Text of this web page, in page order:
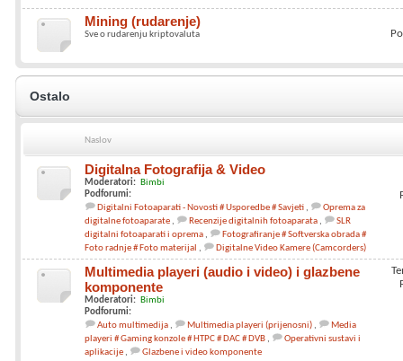
Mining (rudarenje)
Sve o rudarenju kriptovaluta
Ostalo
Naslov
Digitalna Fotografija & Video
Moderatori: Bimbi
Podforumi:
Digitalni Fotoaparati - Novosti # Usporedbe # Savjeti
Oprema za
digitalne fotoaparate
Recenzije digitalnih fotoaparata
SLR
digitalni fotoaparati i oprema
Fotografiranje # Softverska obrada #
Foto radnje # Foto materijal
Digitalne Video Kamere (Camcorders)
Multimedia playeri (audio i video) i glazbene
komponente
Moderatori: Bimbi
Podforumi:
Auto multimedija
Multimedia playeri (prijenosni)
Media
playeri # Gaming konzole # HTPC # DAC # DVB
Operativni sustavi i
aplikacije
Glazbene i video komponente